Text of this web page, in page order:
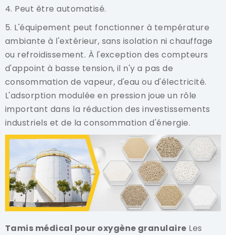
4. Peut être automatisé.
5. L'équipement peut fonctionner à température
ambiante à l'extérieur, sans isolation ni chauffage
ou refroidissement. À l'exception des compteurs
d'appoint à basse tension, il n'y a pas de
consommation de vapeur, d'eau ou d'électricité.
L'adsorption modulée en pression joue un rôle
important dans la réduction des investissements
industriels et de la consommation d'énergie.
Tamis médical pour oxygène granulaire Les